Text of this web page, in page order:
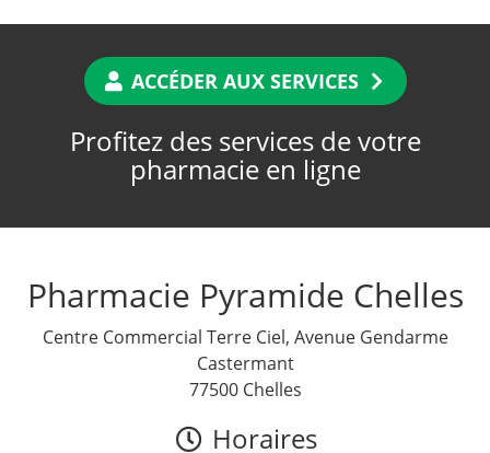
ACCÉDER AUX SERVICES
Profitez des services de votre
pharmacie en ligne
Pharmacie Pyramide Chelles
Centre Commercial Terre Ciel, Avenue Gendarme
Castermant
77500 Chelles
Horaires